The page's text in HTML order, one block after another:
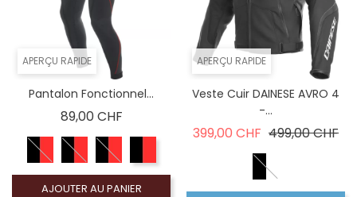
APERÇU RAPIDE
Pantalon Fonctionnel...
89,00 CHFPrix
AJOUTER AU PANIER
APERÇU RAPIDE
Veste Cuir DAINESE AVRO 4
-...
399,00 CHF Prix de base
499,00 CHF